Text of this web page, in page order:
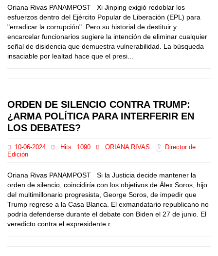
Oriana Rivas PANAMPOST Xi Jinping exigió redoblar los
esfuerzos dentro del Ejército Popular de Liberación (EPL) para
"erradicar la corrupción". Pero su historial de destituir y
encarcelar funcionarios sugiere la intención de eliminar cualquier
señal de disidencia que demuestra vulnerabilidad. La búsqueda
insaciable por lealtad hace que el presi...
ORDEN DE SILENCIO CONTRA TRUMP:
¿ARMA POLÍTICA PARA INTERFERIR EN
LOS DEBATES?
10-06-2024 Hits: 1090 ORIANA RIVAS
Director de
Edición
Oriana Rivas PANAMPOST Si la Justicia decide mantener la
orden de silencio, coincidiría con los objetivos de Álex Soros, hijo
del multimillonario progresista, George Soros, de impedir que
Trump regrese a la Casa Blanca. El exmandatario republicano no
podría defenderse durante el debate con Biden el 27 de junio. El
veredicto contra el expresidente r...